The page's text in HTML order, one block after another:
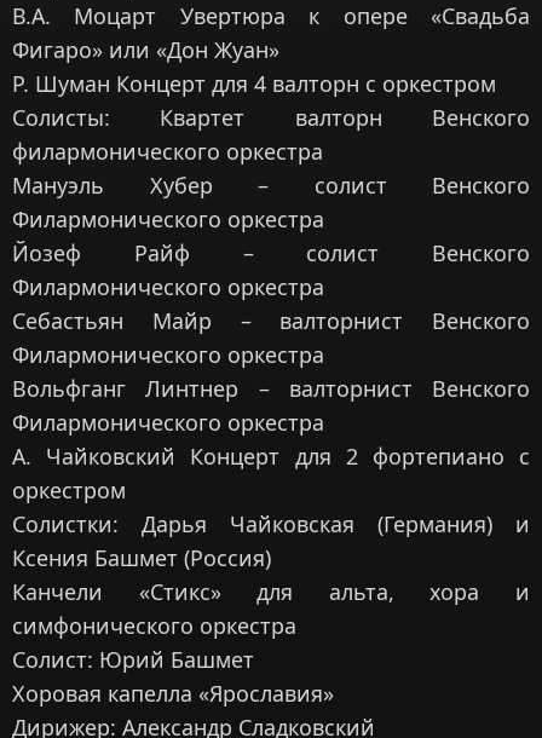
В.А. Моцарт Увертюра к опере «Свадьба
Фигаро» или «Дон Жуан»
Р. Шуман Концерт для 4 валторн с оркестром
Солисты: Квартет валторн Венского
филармонического оркестра
Мануэль Хубер – солист Венского
Филармонического оркестра
Йозеф Райф – солист Венского
Филармонического оркестра
Себастьян Майр – валторнист Венского
Филармонического оркестра
Вольфганг Линтнер – валторнист Венского
Филармонического оркестра
А. Чайковский Концерт для 2 фортепиано с
оркестром
Солистки: Дарья Чайковская (Германия) и
Ксения Башмет (Россия)
Канчели «Стикс» для альта, хора и
симфонического оркестра
Солист: Юрий Башмет
Хоровая капелла «Ярославия»
Дирижер: Александр Сладковский